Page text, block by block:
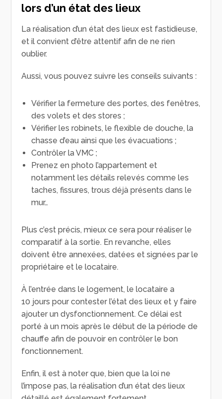
lors d’un état des lieux
La réalisation d’un état des lieux est fastidieuse,
et il convient d’être attentif afin de ne rien
oublier.
Aussi, vous pouvez suivre les conseils suivants :
Vérifier la fermeture des portes, des fenêtres,
des volets et des stores ;
Vérifier les robinets, le flexible de douche, la
chasse d’eau ainsi que les évacuations ;
Contrôler la VMC ;
Prenez en photo l’appartement et
notamment les détails relevés comme les
taches, fissures, trous déjà présents dans le
mur…
Plus c’est précis, mieux ce sera pour réaliser le
comparatif à la sortie. En revanche, elles
doivent être annexées, datées et signées par le
propriétaire et le locataire.
À l’entrée dans le logement, le locataire a
10 jours pour contester l’état des lieux et y faire
ajouter un dysfonctionnement. Ce délai est
porté à un mois après le début de la période de
chauffe afin de pouvoir en contrôler le bon
fonctionnement.
Enfin, il est à noter que, bien que la loi ne
l’impose pas, la réalisation d’un état des lieux